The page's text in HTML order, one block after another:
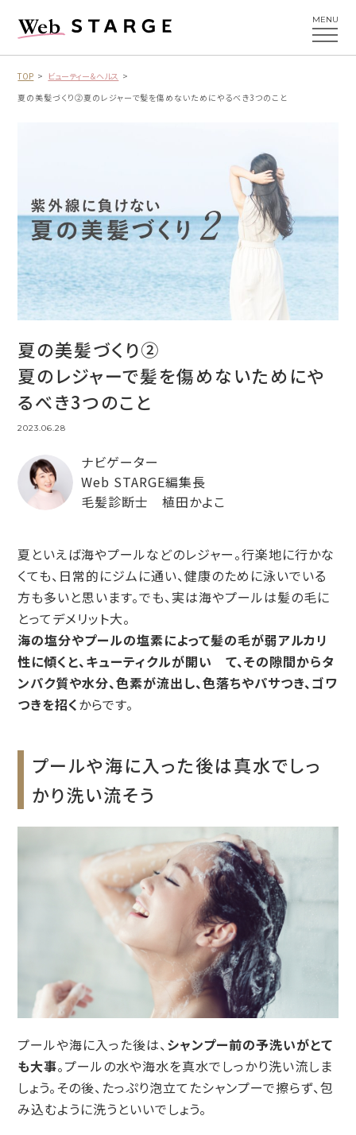
MENU
TOP
ビューティー＆ヘルス
夏の美髪づくり②夏のレジャーで髪を傷めないためにやるべき3つのこと
夏の美髪づくり②
夏のレジャーで髪を傷めないためにや
るべき3つのこと
2023.06.28
ナビゲーター
Web STARGE編集長
毛髪診断士 植田かよこ
夏といえば海やプールなどのレジャー。行楽地に行かな
くても、日常的にジムに通い、健康のために泳いでいる
方も多いと思います。でも、実は海やプールは髪の毛に
とってデメリット大。
海の塩分やプールの塩素によって髪の毛が弱アルカリ
性に傾くと、キューティクルが開い て、その隙間からタ
ンパク質や水分、色素が流出し、色落ちやパサつき、ゴワ
つきを招くからです。
プールや海に入った後は真水でしっ
かり洗い流そう
プールや海に入った後は、シャンプー前の予洗いがとて
も大事。プールの水や海水を真水でしっかり洗い流しま
しょう。その後、たっぷり泡立てたシャンプーで擦らず、包
み込むように洗うといいでしょう。